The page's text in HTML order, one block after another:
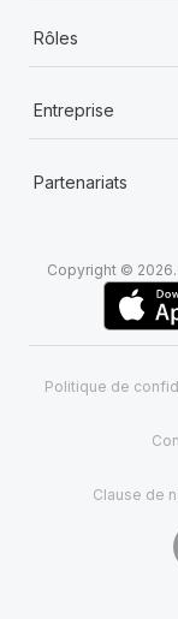
Rôles
Entreprise
Partenariats
Copyright ©
Politique de
Clause de